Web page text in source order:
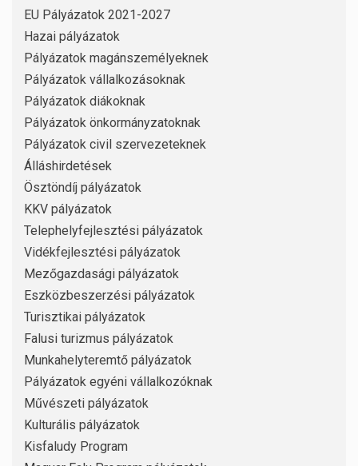
EU Pályázatok 2021-2027
Hazai pályázatok
Pályázatok magánszemélyeknek
Pályázatok vállalkozásoknak
Pályázatok diákoknak
Pályázatok önkormányzatoknak
Pályázatok civil szervezeteknek
Álláshirdetések
Ösztöndíj pályázatok
KKV pályázatok
Telephelyfejlesztési pályázatok
Vidékfejlesztési pályázatok
Mezőgazdasági pályázatok
Eszközbeszerzési pályázatok
Turisztikai pályázatok
Falusi turizmus pályázatok
Munkahelyteremtő pályázatok
Pályázatok egyéni vállalkozóknak
Művészeti pályázatok
Kulturális pályázatok
Kisfaludy Program